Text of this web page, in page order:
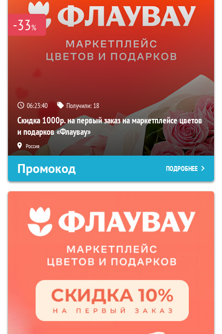
-33%
06:23:39 Получили: 18
Скидка 1000р. на первый заказ на маркетплейсе цветов
и подарков «Флаувау»
Россия
Промокод ПОДРОБНЕЕ